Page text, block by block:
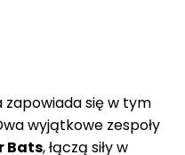
zapowiada się w tym
wyjątkowe zespoły
Bats, łączą siły w